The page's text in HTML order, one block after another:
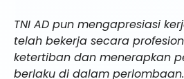
TNI AD pun mengapresiasi
telah bekerja secara
ketertiban dan menerapkan
berlaku di dalam perlombaan.